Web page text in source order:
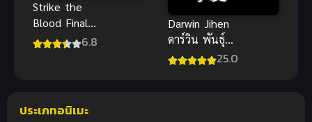
Strike the
Blood Final
ภาค 5 (2022)
6.8
Darwin Jihen
ดาร์วิน พันธุ์
อุบัติใหม่
25.0
ประเภทอนิเมะ